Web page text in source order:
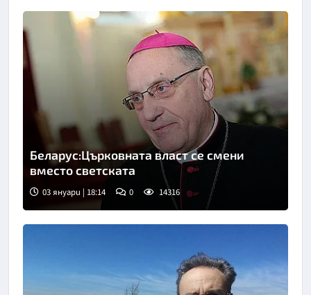
Беларус:Църковната власт се смени
вместо светската
03 януари | 18:14 0 14316